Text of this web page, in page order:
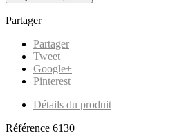
Partager
Partager
Tweet
Google+
Pinterest
Détails du produit
Référence 6130